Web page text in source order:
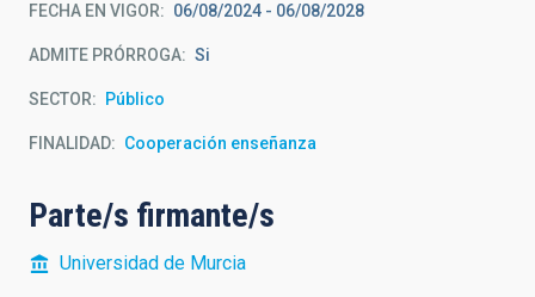
FECHA EN VIGOR 06/08/2024 - 06/08/2028
ADMITE PRÓRROGA Si
SECTOR Público
FINALIDAD Cooperación enseñanza
Parte/s firmante/s
Universidad de Murcia